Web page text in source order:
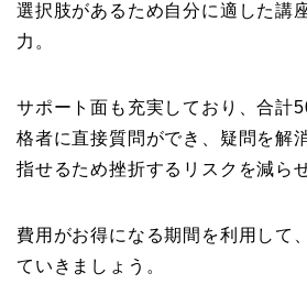
選択肢があるため自分に適した講
力。
サポート面も充実しており、合計
格者に直接質問ができ、疑問を解
指せるため挫折するリスクを減ら
費用がお得になる期間を利用して
ていきましょう。